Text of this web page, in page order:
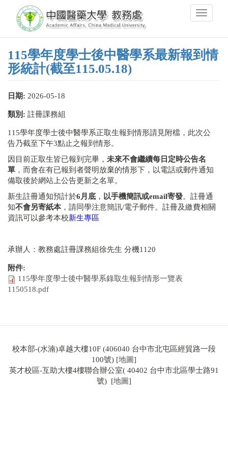
內
Toggle
115學年度學士後中醫學系最新報到情
形統計(截至115.05.18)
日期: 2026-05-18
類別: 註冊課務組
115學年度學士後中醫學系正取生報到情形請見附檔，此次公
告乃截至下午3點止之報到情形。
因目前正取生皆已報到完畢， 未來不會繼續每日定時公告名
單 ，而會在有已報到者聲明放棄的情形下，以電話或郵件通知
備取後於網站上公告更新之名單。
新生註冊通知預計於6月底 ， 以手機簡訊或email寄發。註冊通
知不會另寄紙本，請同學注意簡訊/電子郵件。註冊及繳費相關
資訊可以參考本校新生專區
承辦人：教務處註冊課務組徐先生 分機1120
附件:
115學年度學士後中醫學系錄取生報到情形一覽表
1150518.pdf
校本部-(水湳)卓越大樓10F (406040 台中市北屯區經貿路一段
100號) [地圖]
英才校區-互助大樓4樓聯合辦公室( 40402 台中市北區學士路91
號) [地圖]